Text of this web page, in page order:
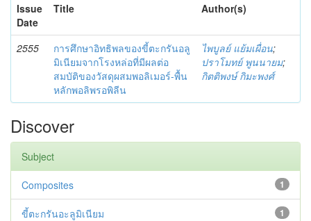
Issue
Date
Title Author(s)
2555
การศึกษาอิทธิพลของขี้ตะกรันอลู
มิเนียมจากโรงหล่อที่มีผลต่อ
สมบัติของวัสดุผสมพอลิเมอร์-พื้น
หลักพอลิพรอพิลีน
ไพบูลย์ แย้มเผื่อน;
ปราโมทย์ พูนนายม;
กิตติพงษ์ กิมะพงศ์
Discover
Subject
1
Composites
1
ขี้ตะกรันอะลูมิเนียม